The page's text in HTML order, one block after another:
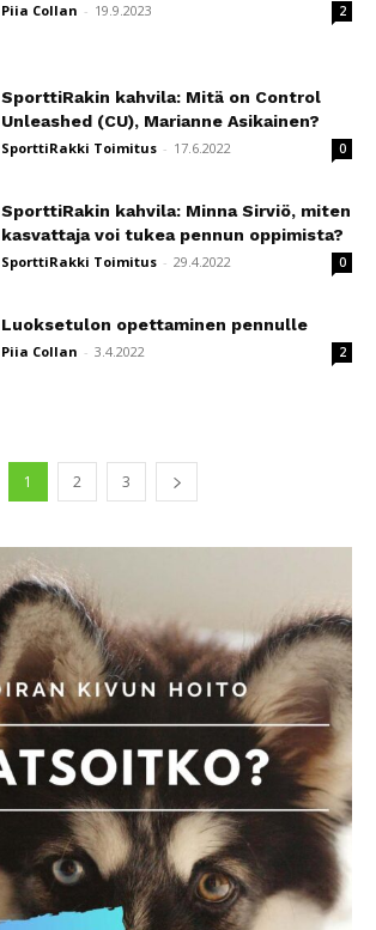
Piia Collan - 19.9.2023 2
SporttiRakin kahvila: Mitä on Control
Unleashed (CU), Marianne Asikainen?
SporttiRakki Toimitus - 17.6.2022 0
SporttiRakin kahvila: Minna Sirviö, miten
kasvattaja voi tukea pennun oppimista?
SporttiRakki Toimitus - 29.4.2022 0
Luoksetulon opettaminen pennulle
Piia Collan - 3.4.2022 2
1 2 3